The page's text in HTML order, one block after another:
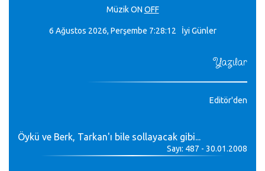
MüzikON OFF
6 Ağustos 2026, Perşembe 7:28:13 İyi Günler
Yazılar
Editör'den
Öykü ve Berk, Tarkan'ı bile sollayacak gibi...
Sayı: 487 - 30.01.2008